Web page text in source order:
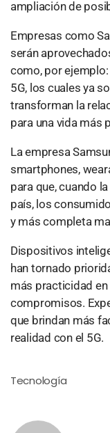
ampliación de
Empresas como
serán
como, por ejemplo:
5G, los cuales ya
transforman la
para una vida más
La empresa
smartphones,
para que, cuando
país, los
y más completa
Dispositivos
han tornado
más practicidad en
compromisos.
que brindan más
realidad con el 5G.
Tecnología